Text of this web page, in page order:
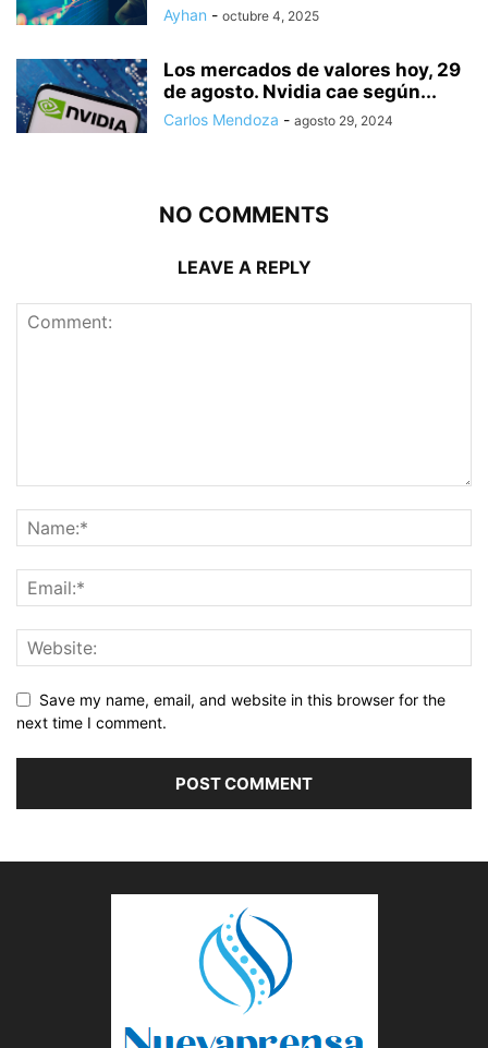
Ayhan - octubre 4, 2025
Los mercados de valores hoy, 29
de agosto. Nvidia cae según...
Carlos Mendoza - agosto 29, 2024
NO COMMENTS
LEAVE A REPLY
Save my name, email, and website in this browser for the
next time I comment.